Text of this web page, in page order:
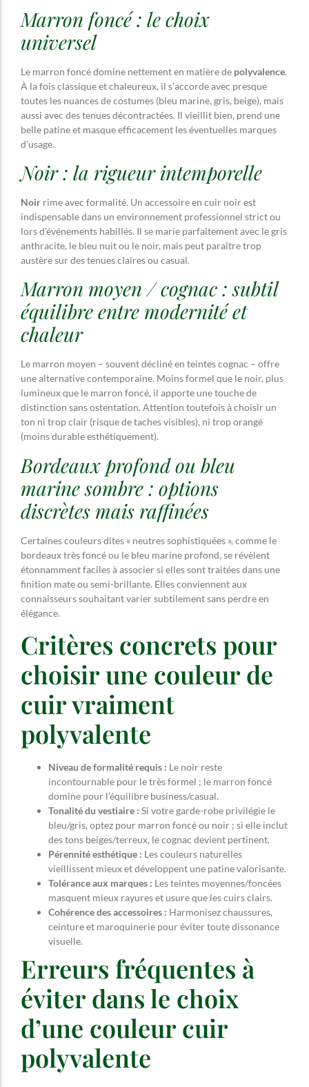
Marron foncé : le choix
universel
Le marron foncé domine nettement en matière de polyvalence.
À la fois classique et chaleureux, il s’accorde avec presque
toutes les nuances de costumes (bleu marine, gris, beige), mais
aussi avec des tenues décontractées. Il vieillit bien, prend une
belle patine et masque efficacement les éventuelles marques
d’usage.
Noir : la rigueur intemporelle
Noir rime avec formalité. Un accessoire en cuir noir est
indispensable dans un environnement professionnel strict ou
lors d’événements habillés. Il se marie parfaitement avec le gris
anthracite, le bleu nuit ou le noir, mais peut paraître trop
austère sur des tenues claires ou casual.
Marron moyen / cognac : subtil
équilibre entre modernité et
chaleur
Le marron moyen – souvent décliné en teintes cognac – offre
une alternative contemporaine. Moins formel que le noir, plus
lumineux que le marron foncé, il apporte une touche de
distinction sans ostentation. Attention toutefois à choisir un
ton ni trop clair (risque de taches visibles), ni trop orangé
(moins durable esthétiquement).
Bordeaux profond ou bleu
marine sombre : options
discrètes mais raffinées
Certaines couleurs dites « neutres sophistiquées », comme le
bordeaux très foncé ou le bleu marine profond, se révèlent
étonnamment faciles à associer si elles sont traitées dans une
finition mate ou semi-brillante. Elles conviennent aux
connaisseurs souhaitant varier subtilement sans perdre en
élégance.
Critères concrets pour
choisir une couleur de
cuir vraiment
polyvalente
Niveau de formalité requis : Le noir reste
incontournable pour le très formel ; le marron foncé
domine pour l’équilibre business/casual.
Tonalité du vestiaire : Si votre garde-robe privilégie le
bleu/gris, optez pour marron foncé ou noir ; si elle inclut
des tons beiges/terreux, le cognac devient pertinent.
Pérennité esthétique : Les couleurs naturelles
vieillissent mieux et développent une patine valorisante.
Tolérance aux marques : Les teintes moyennes/foncées
masquent mieux rayures et usure que les cuirs clairs.
Cohérence des accessoires : Harmonisez chaussures,
ceinture et maroquinerie pour éviter toute dissonance
visuelle.
Erreurs fréquentes à
éviter dans le choix
d’une couleur cuir
polyvalente